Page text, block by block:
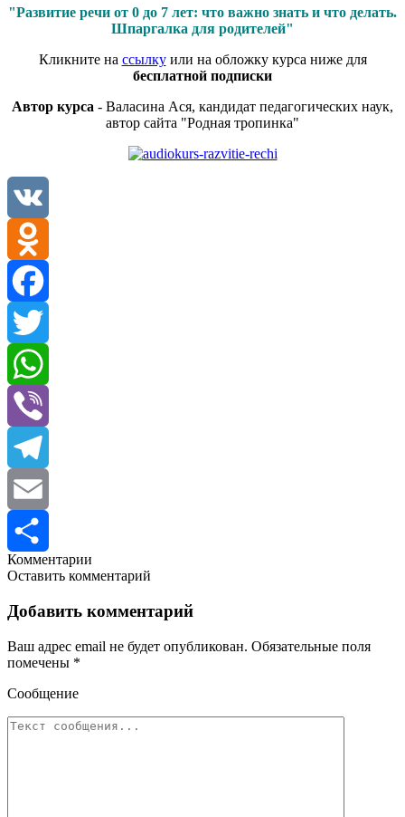
"Развитие речи от 0 до 7 лет: что важно знать и что делать.
Шпаргалка для родителей"
Кликните на ссылкуили на обложку курса ниже для
бесплатной подписки
Автор курса - Валасина Ася, кандидат педагогических наук,
автор сайта "Родная тропинка"
VK
Odnoklassniki
Facebook
Twitter
WhatsApp
Viber
Telegram
Email
Отправить
Комментарии
Оставить комментарий
Добавить комментарий
Ваш адрес email не будет опубликован. Обязательные поля
помечены *
Сообщение